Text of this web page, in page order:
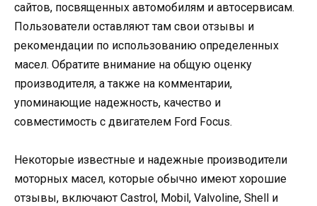
сайтов, посвященных автомобилям и автосервисам.
Пользователи оставляют там свои отзывы и
рекомендации по использованию определенных
масел. Обратите внимание на общую оценку
производителя, а также на комментарии,
упоминающие надежность, качество и
совместимость с двигателем Ford Focus.
Некоторые известные и надежные производители
моторных масел, которые обычно имеют хорошие
отзывы, включают Castrol, Mobil, Valvoline, Shell и